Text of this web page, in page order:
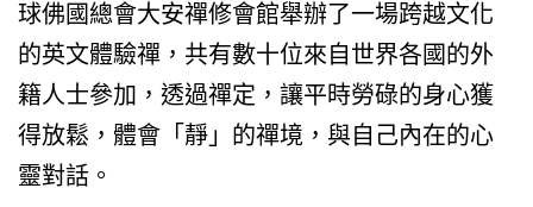
球佛國總會大安禪修會館舉辦了一場跨越文化
的英文體驗禪，共有數十位來自世界各國的外
籍人士參加，透過禪定，讓平時勞碌的身心獲
得放鬆，體會「靜」的禪境，與自己內在的心
靈對話。